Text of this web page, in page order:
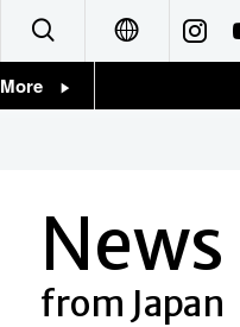
Français
More
News
from Japan